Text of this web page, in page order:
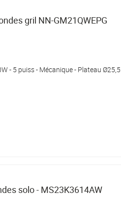
gril NN-GM21QWEPG
- 5 puiss - Mécanique - Plateau Ø25,5
solo - MS23K3614AW